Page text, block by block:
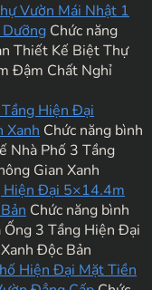
Vườn Mái Nhật 1
Chức năng
Thiết Kế Biệt Thự
Đậm Chất Nghỉ
Hiện Đại
Xanh Chức năng bình
Nhà Phố 3 Tầng
Gian Xanh
Hiện Đại 5×14.4m
Chức năng bình
3 Tầng Hiện Đại
Độc Bản
Hiện Đại Mặt Tiền